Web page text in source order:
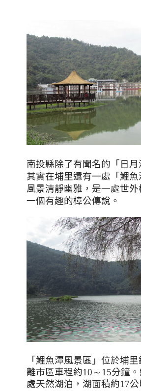
南投縣除了有聞名的 「日月
其實在埔里還有一處「鯉
風景清靜幽雅，是一處世
一個有趣的樟公傳說 。
「鯉魚潭風景區」位於埔
離市區車程約10～15分鐘
處天然湖泊，湖面積約17